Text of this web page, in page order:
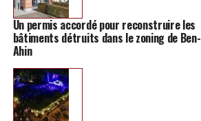
Un permis accordé pour reconstruire les
bâtiments détruits dans le zoning de Ben-
Ahin